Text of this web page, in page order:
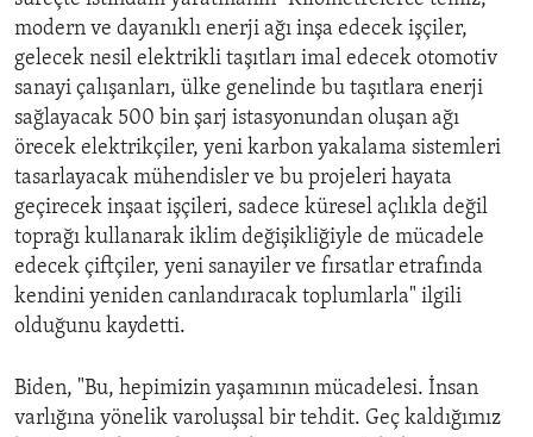
modern ve dayanıklı enerji ağı inşa edecek işçiler,
gelecek nesil elektrikli taşıtları imal edecek otomotiv
sanayi çalışanları, ülke genelinde bu taşıtlara enerji
sağlayacak 500 bin şarj istasyonundan oluşan ağı
örecek elektrikçiler, yeni karbon yakalama sistemleri
tasarlayacak mühendisler ve bu projeleri hayata
geçirecek inşaat işçileri, sadece küresel açlıkla değil
toprağı kullanarak iklim değişikliğiyle de mücadele
edecek çiftçiler, yeni sanayiler ve fırsatlar etrafında
kendini yeniden canlandıracak toplumlarla" ilgili
olduğunu kaydetti.
Biden, "Bu, hepimizin yaşamının mücadelesi. İnsan
varlığına yönelik varoluşsal bir tehdit. Geç kaldığımız